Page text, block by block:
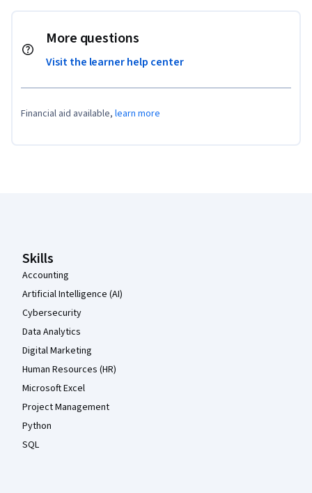
More questions
Visit the learner help center
Financial aid available, learn more
Skills
Accounting
Artificial Intelligence (AI)
Cybersecurity
Data Analytics
Digital Marketing
Human Resources (HR)
Microsoft Excel
Project Management
Python
SQL